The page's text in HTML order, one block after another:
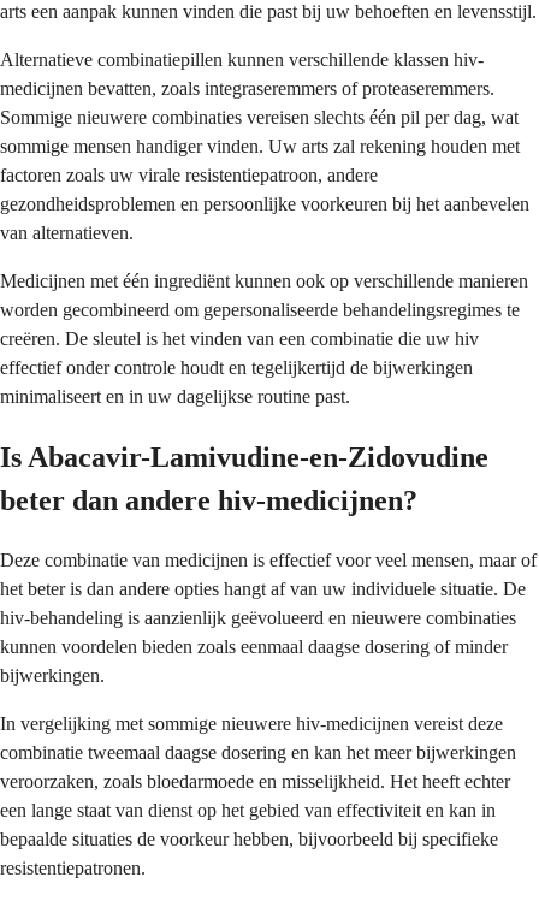
arts een aanpak kunnen vinden die past bij uw behoeften en levensstijl.
Alternatieve combinatiepillen kunnen verschillende klassen hiv-
medicijnen bevatten, zoals integraseremmers of proteaseremmers.
Sommige nieuwere combinaties vereisen slechts één pil per dag, wat
sommige mensen handiger vinden. Uw arts zal rekening houden met
factoren zoals uw virale resistentiepatroon, andere
gezondheidsproblemen en persoonlijke voorkeuren bij het aanbevelen
van alternatieven.
Medicijnen met één ingrediënt kunnen ook op verschillende manieren
worden gecombineerd om gepersonaliseerde behandelingsregimes te
creëren. De sleutel is het vinden van een combinatie die uw hiv
effectief onder controle houdt en tegelijkertijd de bijwerkingen
minimaliseert en in uw dagelijkse routine past.
Is Abacavir-Lamivudine-en-Zidovudine
beter dan andere hiv-medicijnen?
Deze combinatie van medicijnen is effectief voor veel mensen, maar of
het beter is dan andere opties hangt af van uw individuele situatie. De
hiv-behandeling is aanzienlijk geëvolueerd en nieuwere combinaties
kunnen voordelen bieden zoals eenmaal daagse dosering of minder
bijwerkingen.
In vergelijking met sommige nieuwere hiv-medicijnen vereist deze
combinatie tweemaal daagse dosering en kan het meer bijwerkingen
veroorzaken, zoals bloedarmoede en misselijkheid. Het heeft echter
een lange staat van dienst op het gebied van effectiviteit en kan in
bepaalde situaties de voorkeur hebben, bijvoorbeeld bij specifieke
resistentiepatronen.